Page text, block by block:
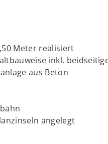
Meter realisiert
inkl.
aus Beton
angelegt